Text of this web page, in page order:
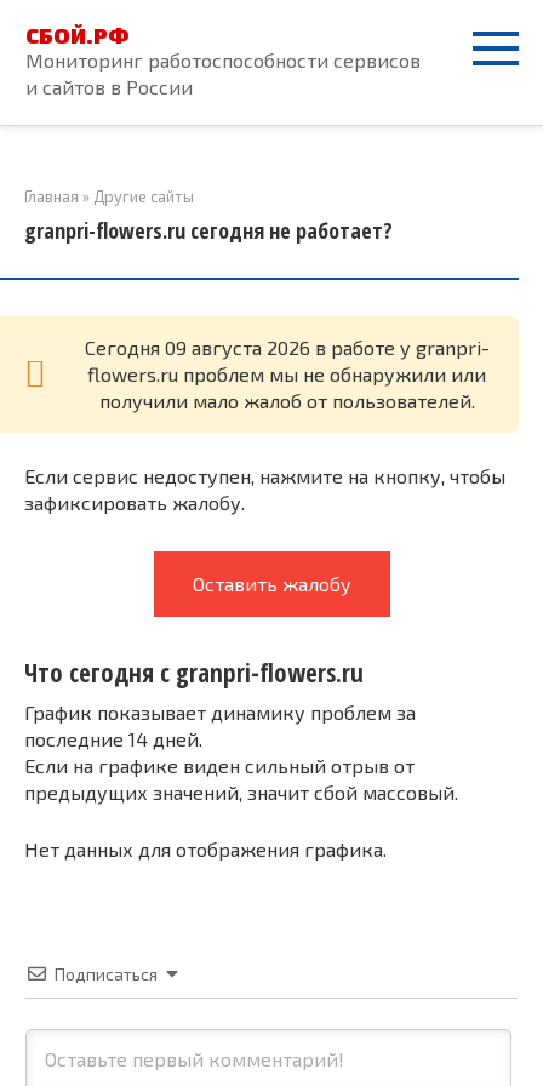
контенту
СБОЙ.РФ
Мониторинг работоспособности сервисов
и сайтов в России
Главная » Другие сайты
granpri-flowers.ru сегодня не работает?
Cегодня 09 августа 2026 в работе у granpri-
flowers.ru проблем мы не обнаружили или
получили мало жалоб от пользователей.
Если сервис недоступен, нажмите на кнопку, чтобы
зафиксировать жалобу.
Оставить жалобу
Что сегодня с granpri-flowers.ru
График показывает динамику проблем за
последние 14 дней.
Если на графике виден сильный отрыв от
предыдущих значений, значит сбой массовый.
Нет данных для отображения графика.
Подписаться